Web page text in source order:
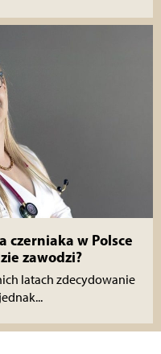
czerniaka w Polsce
zawodzi?
latach zdecydowanie